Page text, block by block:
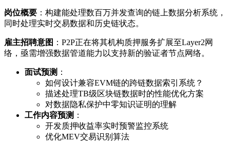
岗位概要 ：构建能处理数百万并发查询的链上数据分析系统，
同时处理实时交易数据和历史链状态。
雇主招聘意图 ：P2P正在将其机构质押服务扩展至Layer2网
络，亟需增强数据管道能力以支持新的验证者节点网络。
面试预测 ：
如何设计兼容EVM链的跨链数据索引系统？
描述处理TB级区块链数据时的性能优化方案
对数据隐私保护中零知识证明的理解
工作内容预测 ：
开发质押收益率实时预警监控系统
优化MEV交易识别算法